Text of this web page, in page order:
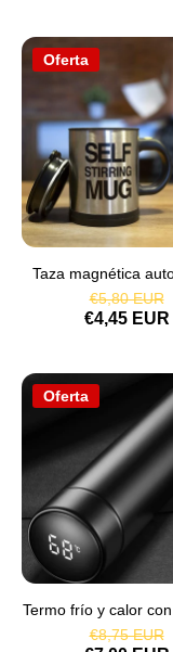
Oferta
Taza magnética
€5,80 EUR
€4,45 EUR
Oferta
Termo frío y calor
€8,75 EUR